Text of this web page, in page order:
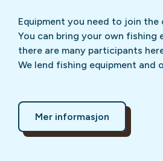
Equipment you need to join the
You can bring your own
there are many participants
We lend fishing equipment
Mer informasjon